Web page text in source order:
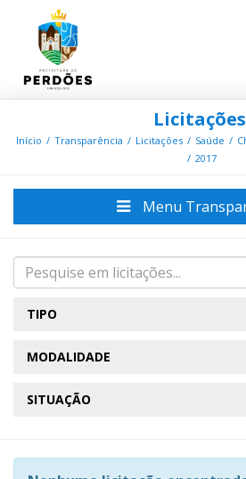
Licitações
Início Transparência Licitações Saúde
2017
Menu
TIPO
MODALIDADE
SITUAÇÃO